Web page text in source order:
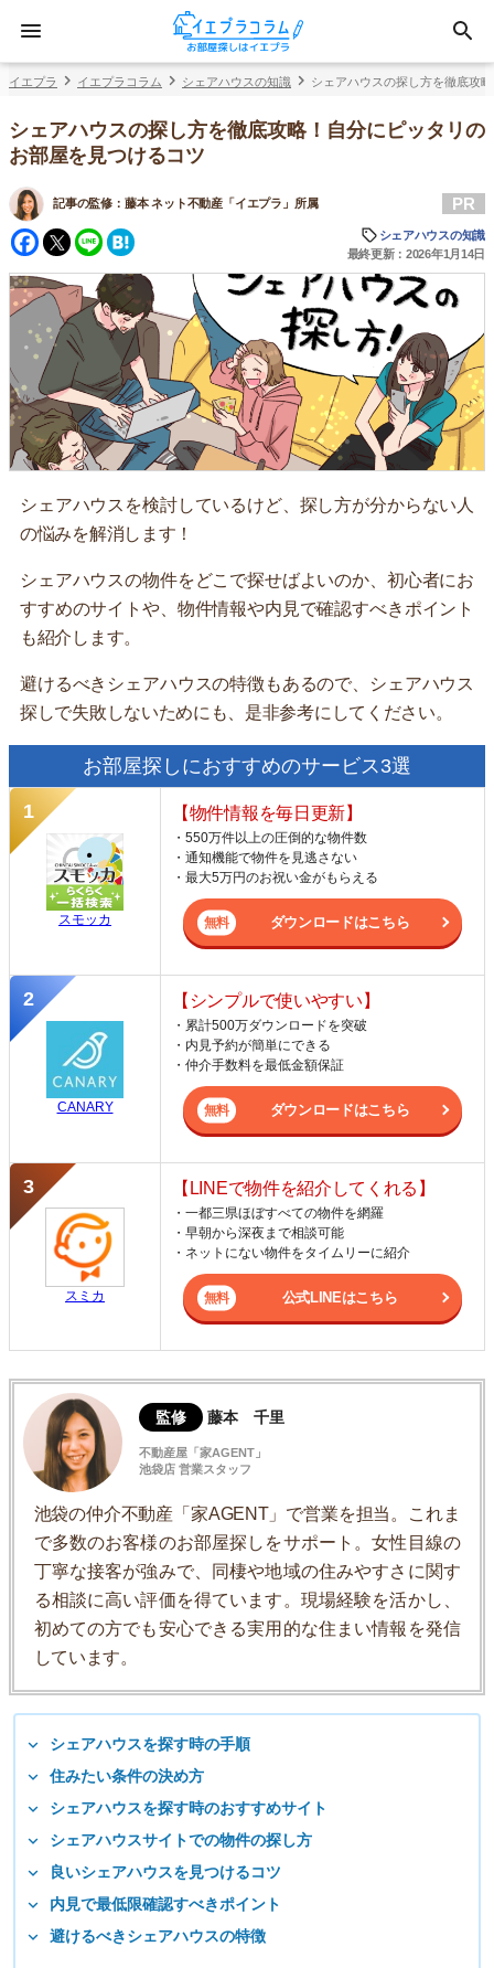
イエプラ イエプラコラム シェアハウスの知識 シェアハウスの探し方を徹底攻
シェアハウスの探し方を徹底攻略！自分にピッタリの
お部屋を見つけるコツ
記事の監修： 藤本 ネット不動産「イエプラ」所属
Facebook
Twitter
Line
PR
シェアハウスの知識
最終更新：2026年1月14日
シェアハウスを検討しているけど、探し方が分からない人
の悩みを解消します！
シェアハウスの物件をどこで探せばよいのか、初心者にお
すすめのサイトや、物件情報や内見で確認すべきポイント
も紹介します。
避けるべきシェアハウスの特徴もあるので、シェアハウス
探しで失敗しないためにも、是非参考にしてください。
お部屋探しにおすすめのサービス3選
スモッカ
【物件情報を毎日更新】
・550万件以上の圧倒的な物件数
・通知機能で物件を見逃さない
・最大5万円のお祝い金がもらえる
ダウンロードはこちら
CANARY
【シンプルで使いやすい】
・累計500万ダウンロードを突破
・内見予約が簡単にできる
・仲介手数料を最低金額保証
ダウンロードはこちら
スミカ
【LINEで物件を紹介してくれる】
・一都三県ほぼすべての物件を網羅
・早朝から深夜まで相談可能
・ネットにない物件をタイムリーに紹介
公式LINEはこちら
監修 藤本 千里
不動産屋「家AGENT」
池袋店 営業スタッフ
池袋の仲介不動産「家AGENT」で営業を担当。これま
で多数のお客様のお部屋探しをサポート。女性目線の
丁寧な接客が強みで、同棲や地域の住みやすさに関す
る相談に高い評価を得ています。現場経験を活かし、
初めての方でも安心できる実用的な住まい情報を発信
しています。
シェアハウスを探す時の手順
住みたい条件の決め方
シェアハウスを探す時のおすすめサイト
シェアハウスサイトでの物件の探し方
良いシェアハウスを見つけるコツ
内見で最低限確認すべきポイント
避けるべきシェアハウスの特徴